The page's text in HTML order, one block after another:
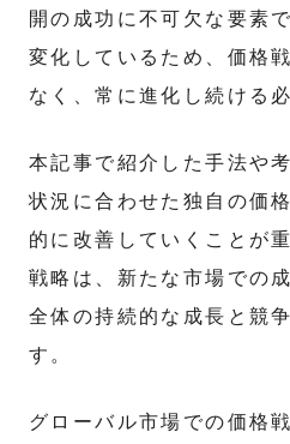
開の成功に不可欠な要素
変化しているため、価格
なく、常に進化し続ける
本記事で紹介した手法や
状況に合わせた独自の価
的に改善していくことが
戦略は、新たな市場での
全体の持続的な成長と競
す。
グローバル市場での価格